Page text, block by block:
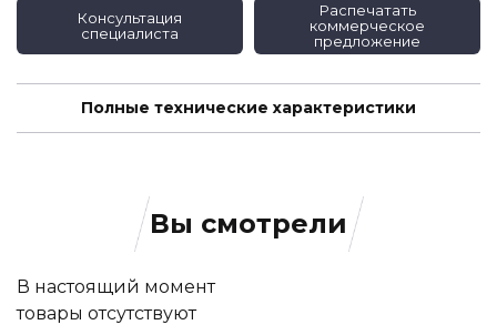
Консультация
специалиста
Распечатать
коммерческое
предложение
Полные технические характеристики
Вы смотрели
В настоящий момент
товары отсутствуют